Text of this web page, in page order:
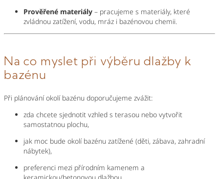
Prověřené materiály – pracujeme s materiály, které
zvládnou zatížení, vodu, mráz i bazénovou chemii.
Na co myslet při výběru dlažby k
bazénu
Při plánování okolí bazénu doporučujeme zvážit:
zda chcete sjednotit vzhled s terasou nebo vytvořit
samostatnou plochu,
jak moc bude okolí bazénu zatížené (děti, zábava, zahradní
nábytek),
preferenci mezi přírodním kamenem a